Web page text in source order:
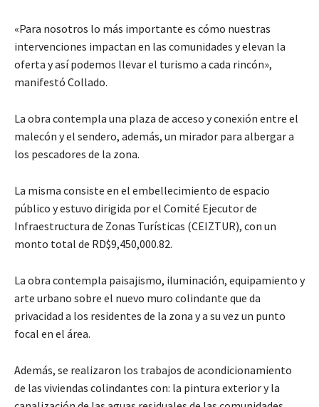
«Para nosotros lo más importante es cómo nuestras
intervenciones impactan en las comunidades y elevan la
oferta y así podemos llevar el turismo a cada rincón»,
manifestó Collado.
La obra contempla una plaza de acceso y conexión entre el
malecón y el sendero, además, un mirador para albergar a
los pescadores de la zona.
La misma consiste en el embellecimiento de espacio
público y estuvo dirigida por el Comité Ejecutor de
Infraestructura de Zonas Turísticas (CEIZTUR), con un
monto total de RD$9,450,000.82.
La obra contempla paisajismo, iluminación, equipamiento y
arte urbano sobre el nuevo muro colindante que da
privacidad a los residentes de la zona y a su vez un punto
focal en el área.
Además, se realizaron los trabajos de acondicionamiento
de las viviendas colindantes con: la pintura exterior y la